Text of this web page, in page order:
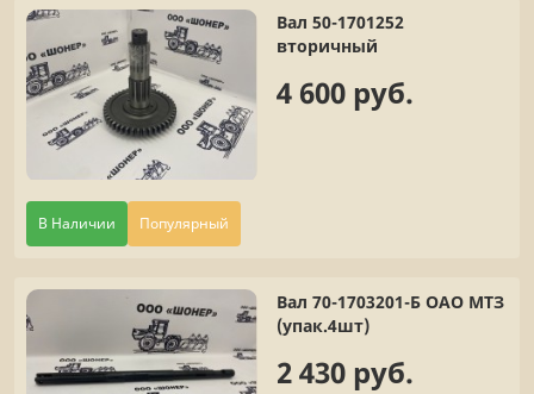
В Наличии Популярный
Вал 50-1701252
вторичный
4 600 руб.
Вал 70-1703201-Б ОАО МТЗ
(упак.4шт)
2 430 руб.